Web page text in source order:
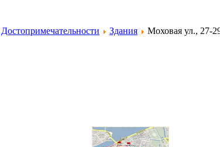
Достопримечательности Здания Моховая ул., 27-